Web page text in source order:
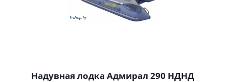
Надувная лодка Адмирал 290 НДНД